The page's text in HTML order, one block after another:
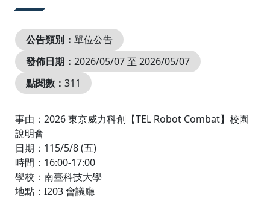
公告類別： 單位公告
發佈日期： 2026/05/07 至 2026/05/07
點閱數： 311
事由：2026 東京威力科創【TEL Robot Combat】校園
說明會
日期：115/5/8 (五)
時間：16:00-17:00
學校：南臺科技大學
地點：I203 會議廳